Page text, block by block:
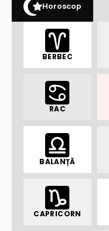
Horoscop
BERBEC
RAC
BALANȚĂ
CAPRICORN